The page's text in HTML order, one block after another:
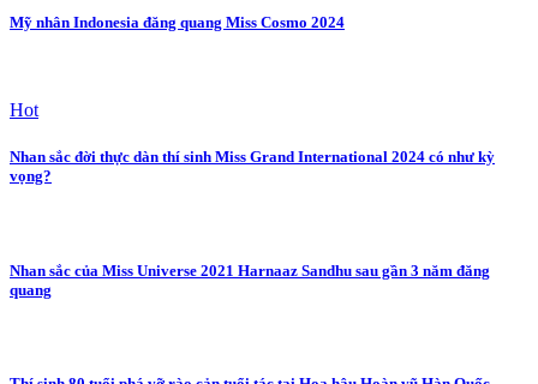
Mỹ nhân Indonesia đăng quang Miss Cosmo 2024
Hot
Nhan sắc đời thực dàn thí sinh Miss Grand International 2024 có như kỳ
vọng?
Nhan sắc của Miss Universe 2021 Harnaaz Sandhu sau gần 3 năm đăng
quang